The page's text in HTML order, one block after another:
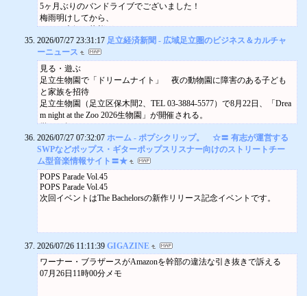
5ヶ月ぶりのバンドライブでございました！
梅雨明けしてから、
なんか大気の状態が
不安定な日が多い気がしますよねぇ、、、。
まぁ、夕立があったほうが、
気温は下がるのでありがたいのですが、
ゲリラ豪雨や線状降水帯は、
災害をもたらすので、
集中的には降らないでほしいところ。
この日は蒸し暑い曇天のお昼前の
会場入り。
セッティング。
ジェイルモデルのピックも
ハゲハゲになってきたので、
新調せねば、、、です。
おー！！
コレはウワサの、、、！！
いつもの楽器周りのセッティング。
髪を整えたあとで被ったら、
ぺったんこに、、、w。
ちょっとお借りしました～。
2026/07/27 23:31:17 足立経済新聞 - 広域足立圏のビジネス＆カルチャ
ーニュース
見る・遊ぶ
足立生物園で「ドリームナイト」 夜の動物園に障害のある子ども
と家族を招待
足立生物園（足立区保木間2、TEL 03-3884-5577）で8月22日、「Drea
m night at the Zoo 2026生物園」が開催される。
学ぶ・知る
学ぶ・知る
足立生物園で「ドリームナイト」 夜の動物園に障害のある子ども
と家族を招待
足立生物園（足立区保木間2、TEL 03-3884-5577）で8月22日、「Drea
m night at the Zoo 2026生物園」が開催される。
学ぶ・知る
学ぶ・知る
北千住経済新聞2026年上半期PV1位は「しょうぶまつりと世界の食広
場」
足立生物園で「ドリームナイト」 夜の動物園に障害のある子ども
と家族を招待
2026/07/27 07:32:07 ホーム - ポプシクリップ。 ☆〓 有志が運営する
SWPなどポップス・ギターポップスリスナー向けのストリートチー
ム型音楽情報サイト〓★
POPS Parade Vol.45
POPS Parade Vol.45
次回イベントはThe Bachelorsの新作リリース記念イベントです。
2026/07/26 11:11:39 GIGAZINE
ワーナー・ブラザースがAmazonを幹部の違法な引き抜きで訴える
07月26日11時00分メモ